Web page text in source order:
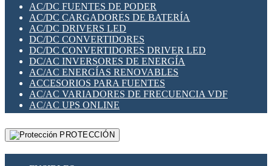
SWITCH Y MICROSWITCH
TARJETAS PI
UNIÓN Y DERIVACIÓN DE CABLE
PLACAS MODULARES IOT
SWITCHES Y REDES WIFI
SOLUCIONES IOT
SOLUCIONES LORAWAN
SOLUCIONES RED CELULAR
SEGURIDAD PARA REDES
SWITCHES LAN
TELEFONÍA IP (VOIP)
VIGILANCIA IP (CCTV)
MESHTASTIC
AC/DC FUENTES DE PODER
AC/DC CARGADORES DE BATERÍA
AC/DC DRIVERS LED
DC/DC CONVERTIDORES
DC/DC CONVERTIDORES DRIVER LED
DC/AC INVERSORES DE ENERGÍA
AC/AC ENERGÍAS RENOVABLES
ACCESORIOS PARA FUENTES
AC/AC VARIADORES DE FRECUENCIA VDF
AC/AC UPS ONLINE
PROTECCIÓN